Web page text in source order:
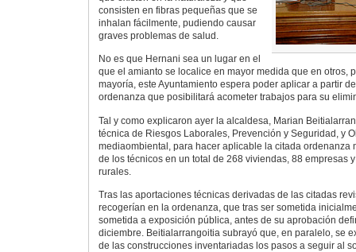
consisten en fibras pequeñas que se
inhalan fácilmente, pudiendo causar
graves problemas de salud.
No es que Hernani sea un lugar en el
que el amianto se localice en mayor medida que en otros,
mayoría, este Ayuntamiento espera poder aplicar a partir
ordenanza que posibilitará acometer trabajos para su
Tal y como explicaron ayer la alcaldesa, Marian
técnica de Riesgos Laborales, Prevención y Seguridad, y
mediaombiental, para hacer aplicable la citada ordenanza
de los técnicos en un total de 268 viviendas, 88 empresas
rurales.
Tras las aportaciones técnicas derivadas de las citadas
recogerían en la ordenanza, que tras ser sometida
sometida a exposición pública, antes de su aprobación
diciembre. Beitialarrangoitia subrayó que, en paralelo, se
de las construcciones inventariadas los pasos a seguir al